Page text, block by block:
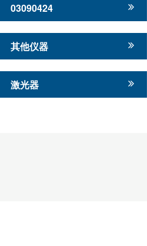
03090424
其他仪器
激光器